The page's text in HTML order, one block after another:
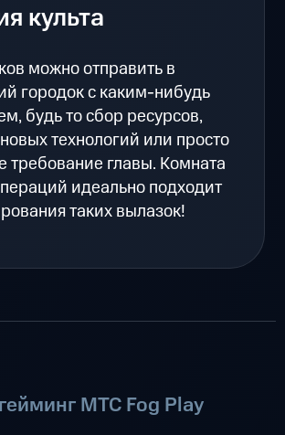
культа
можно отправить в
городок с каким-нибудь
будь то сбор ресурсов,
технологий или просто
требование главы. Комната
идеально подходит
таких вылазок!
МТС Fog Play